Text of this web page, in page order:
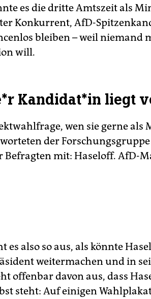
es die dritte Amtszeit als
Konkurrent, AfD-
bleiben – weil niemand
will.
Kan­di­da­t*in liegt
wen sie gerne
der Forschungsgruppe
Befragten mit: Haseloff. AfD-
es also so aus, als könnte
weitermachen und in
offenbar davon aus, dass
steht: Auf einigen